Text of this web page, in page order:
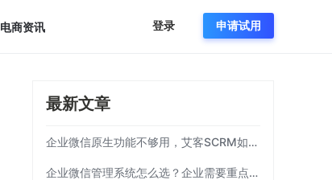
电商资讯 登录 申请试用
最新文章
企业微信原生功能不够用，艾客SCRM如何补齐运营链路？
企业微信管理系统怎么选？企业需要重点考察这7项能力|艾客SCRM